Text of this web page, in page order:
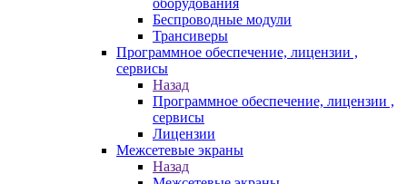
оборудования
Беспроводные модули
Трансиверы
Программное обеспечение, лицензии ,
сервисы
Назад
Программное обеспечение, лицензии ,
сервисы
Лицензии
Межсетевые экраны
Назад